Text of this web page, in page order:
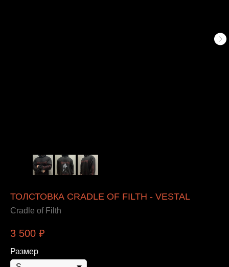
ТОЛСТОВКА CRADLE OF FILTH - VESTAL
Cradle of Filth
3 500 ₽
Размер